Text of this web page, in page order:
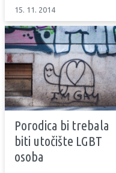
15. 11. 2014
Porodica bi trebala
biti utočište LGBT
osoba